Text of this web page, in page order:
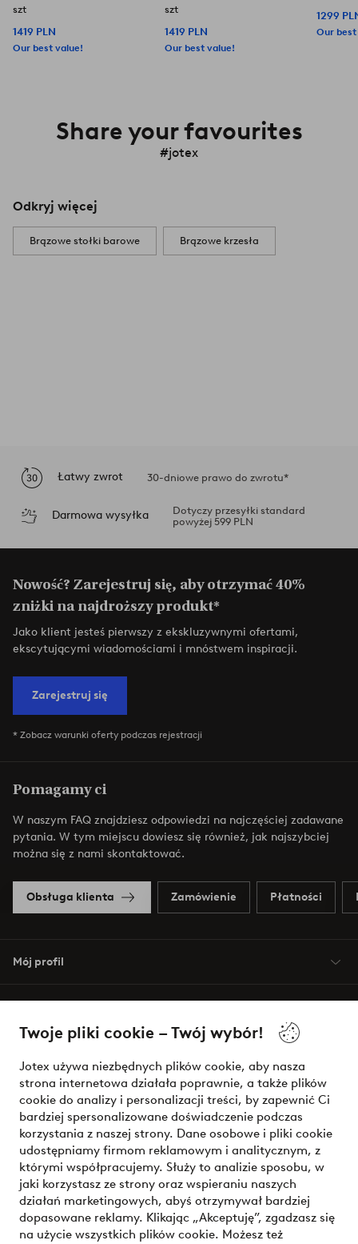
Twoje pliki cookie – Twój wybór!
Jotex używa niezbędnych plików cookie, aby nasza
strona internetowa działała poprawnie, a także plików
cookie do analizy i personalizacji treści, by zapewnić Ci
bardziej spersonalizowane doświadczenie podczas
korzystania z naszej strony. Dane osobowe i pliki cookie
udostępniamy firmom reklamowym i analitycznym, z
którymi współpracujemy. Służy to analizie sposobu, w
jaki korzystasz ze strony oraz wspieraniu naszych
działań marketingowych, abyś otrzymywał bardziej
dopasowane reklamy. Klikając „Akceptuję”, zgadzasz się
na użycie wszystkich plików cookie. Możesz też
szt
1419 PLN
Our best value!
szt
1419 PLN
Our best value!
1299
Our
Share your favourites
#jotex
Odkryj więcej
Brązowe stołki barowe Brązowe krzesła
Łatwy zwrot 30-dniowe prawo do zwrotu*
Darmowa wysyłka
Dotyczy przesyłki standard
powyżej 599 PLN
Nowość? Zarejestruj się, aby otrzymać 40%
zniżki na najdroższy produkt*
Jako klient jesteś pierwszy z ekskluzywnymi ofertami,
ekscytującymi wiadomościami i mnóstwem inspiracji.
Zarejestruj się
* Zobacz warunki oferty podczas rejestracji
Pomagamy ci
W naszym FAQ znajdziesz odpowiedzi na najczęściej zadawane
pytania. W tym miejscu dowiesz się również, jak najszybciej
można się z nami skontaktować.
Obsługa klienta Zamówienie Płatności
Mój profil
Warunki
Bezpieczne płatności - zapłać teraz lub podziel się
Chcesz dowiedzieć się więcej o naszych opcjach płatności